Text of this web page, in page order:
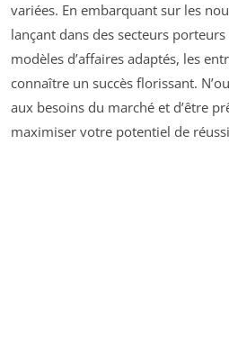
variées. En embarquant sur les
lançant dans des secteurs
modèles d’affaires adaptés, les
connaître un succès florissant.
aux besoins du marché et d’être
maximiser votre potentiel de